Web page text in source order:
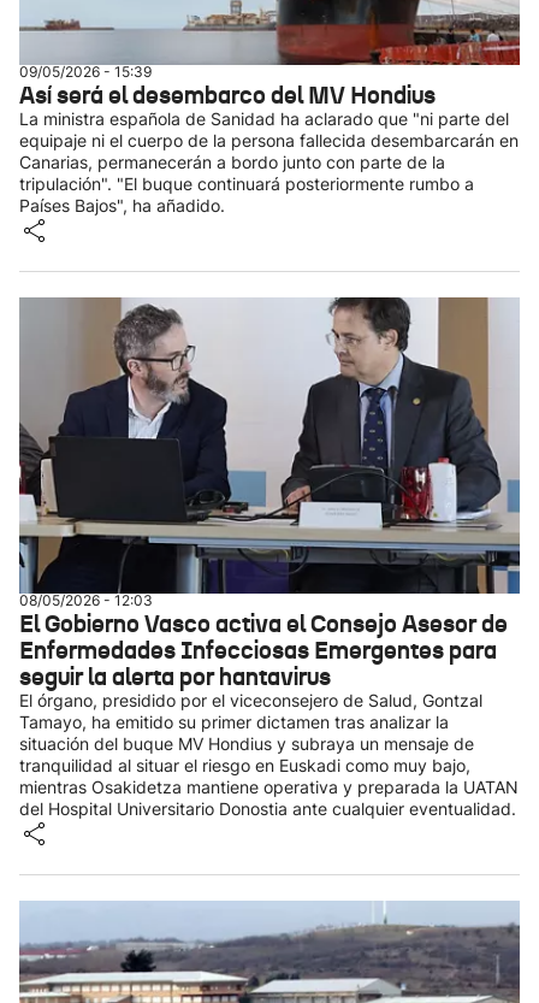
09/05/2026 - 15:39
Así será el desembarco del MV Hondius
La ministra española de Sanidad ha aclarado que "ni parte del
equipaje ni el cuerpo de la persona fallecida desembarcarán en
Canarias, permanecerán a bordo junto con parte de la
tripulación". "El buque continuará posteriormente rumbo a
Países Bajos", ha añadido.
08/05/2026 - 12:03
El Gobierno Vasco activa el Consejo Asesor de
Enfermedades Infecciosas Emergentes para
seguir la alerta por hantavirus
El órgano, presidido por el viceconsejero de Salud, Gontzal
Tamayo, ha emitido su primer dictamen tras analizar la
situación del buque MV Hondius y subraya un mensaje de
tranquilidad al situar el riesgo en Euskadi como muy bajo,
mientras Osakidetza mantiene operativa y preparada la UATAN
del Hospital Universitario Donostia ante cualquier eventualidad.